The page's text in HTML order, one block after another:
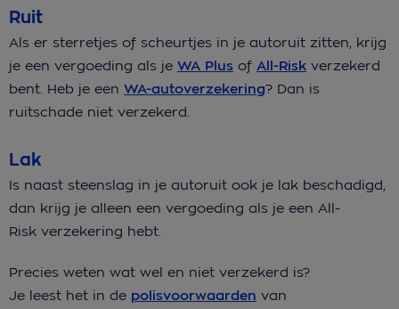
Ruit
Als er sterretjes of scheurtjes in je autoruit zitten, krijg
je een vergoeding als je WA Plus of All-Risk verzekerd
bent. Heb je een WA-autoverzekering? Dan is
ruitschade niet verzekerd.
Lak
Is naast steenslag in je autoruit ook je lak beschadigd,
dan krijg je alleen een vergoeding als je een All-
Risk verzekering hebt.
Precies weten wat wel en niet verzekerd is?
Je leest het in de polisvoorwaarden van